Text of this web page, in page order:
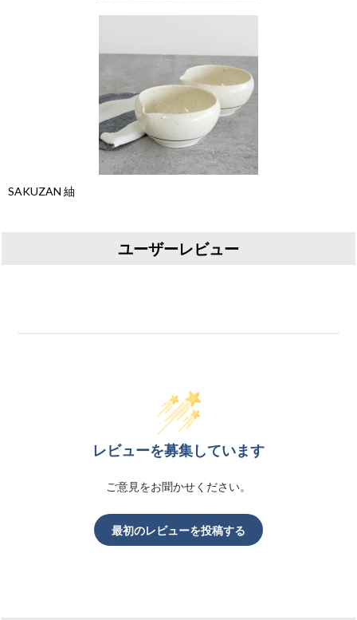
SAKUZAN 紬
ユーザーレビュー
レビューを募集しています
ご意見をお聞かせください。
最初のレビューを投稿する